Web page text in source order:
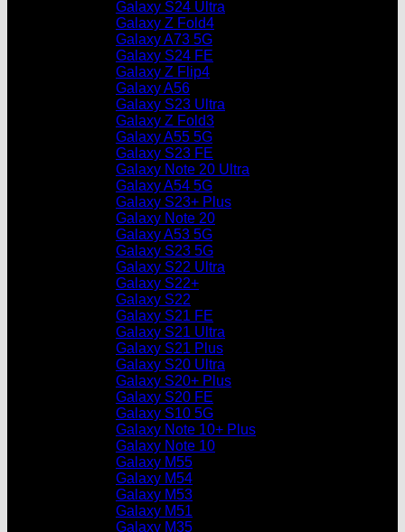
Galaxy S24 Ultra
Galaxy Z Fold4
Galaxy A73 5G
Galaxy S24 FE
Galaxy Z Flip4
Galaxy A56
Galaxy S23 Ultra
Galaxy Z Fold3
Galaxy A55 5G
Galaxy S23 FE
Galaxy Note 20 Ultra
Galaxy A54 5G
Galaxy S23+ Plus
Galaxy Note 20
Galaxy A53 5G
Galaxy S23 5G
Galaxy S22 Ultra
Galaxy S22+
Galaxy S22
Galaxy S21 FE
Galaxy S21 Ultra
Galaxy S21 Plus
Galaxy S20 Ultra
Galaxy S20+ Plus
Galaxy S20 FE
Galaxy S10 5G
Galaxy Note 10+ Plus
Galaxy Note 10
Galaxy M55
Galaxy M54
Galaxy M53
Galaxy M51
Galaxy M35